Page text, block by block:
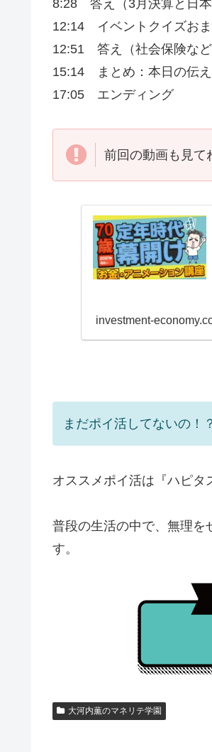
8:28 答え（3月決算と日本
12:14 イベントクイズお
12:51 答え（社会保険など
15:14 まとめ：本日の伝え
17:05 エンディング
前回の動画も見て
investment-
まだポイ活してないの！？
オススメポイ活は『ハピタ
普段の生活の中で、無理を
す。
大河内薫のマネリテ学園